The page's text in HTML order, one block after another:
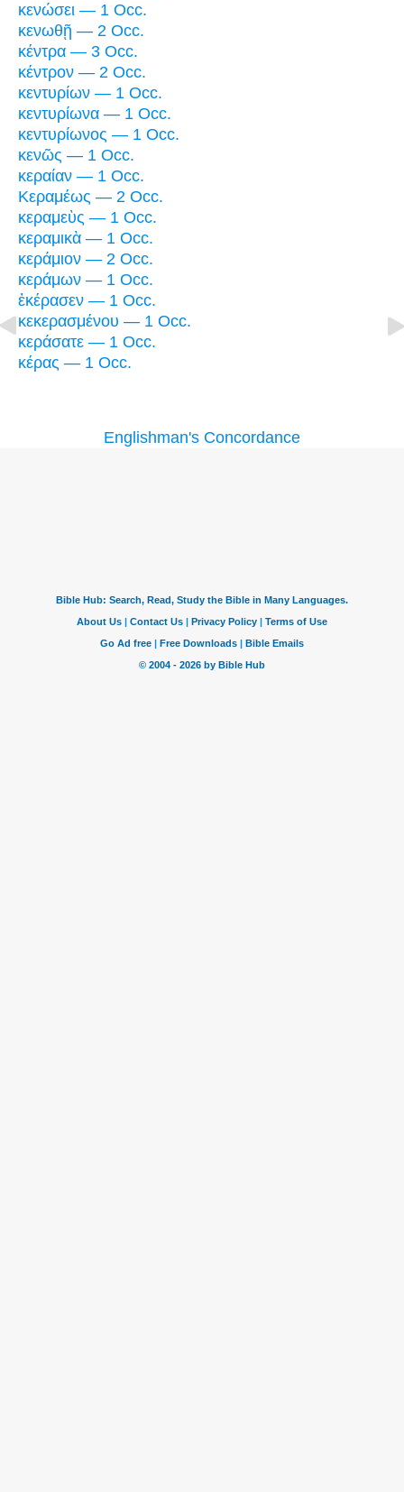
κενώσει — 1 Occ.
κενωθῇ — 2 Occ.
κέντρα — 3 Occ.
κέντρον — 2 Occ.
κεντυρίων — 1 Occ.
κεντυρίωνα — 1 Occ.
κεντυρίωνος — 1 Occ.
κενῶς — 1 Occ.
κεραίαν — 1 Occ.
Κεραμέως — 2 Occ.
κεραμεὺς — 1 Occ.
κεραμικὰ — 1 Occ.
κεράμιον — 2 Occ.
κεράμων — 1 Occ.
ἐκέρασεν — 1 Occ.
κεκερασμένου — 1 Occ.
κεράσατε — 1 Occ.
κέρας — 1 Occ.
Englishman's Concordance